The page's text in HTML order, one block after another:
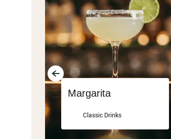
Margarita
Classic Drinks